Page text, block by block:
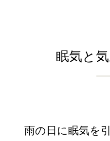
眠気と
雨の日に眠気を